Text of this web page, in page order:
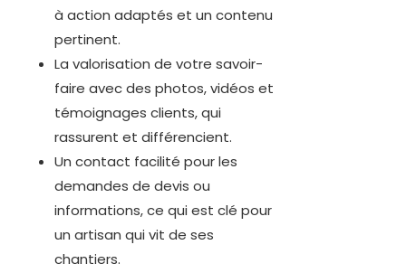
à action adaptés et un contenu
pertinent.
La valorisation de votre savoir-
faire avec des photos, vidéos et
témoignages clients, qui
rassurent et différencient.
Un contact facilité pour les
demandes de devis ou
informations, ce qui est clé pour
un artisan qui vit de ses
chantiers.